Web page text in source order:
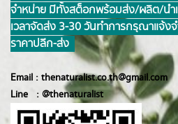
จำหน่าย มีทั้งสต็อกพร้อมส่ง/ผลิต/นำเ
เวลาจัดส่ง 3-30 วันทำการ กรุณาแจ้ง
ราคาปลีก-ส่ง
Email : thenaturalist.co.th@gmail.com
Line : @thenaturalist